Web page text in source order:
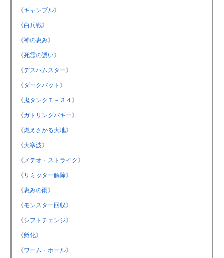
《ギャンブル》
《白兵戦》
《神の恵み》
《死霊の誘い》
《デスハムスター》
《ダークバット 》
《 鬼タンクＴ－３４ 》
《ガトリングバギー》
《燃えさかる大地》
《大寒波》
《 メテオ・ストライク 》
《 リミッター解除》
《恵みの雨》
《モンスター回収》
《シフトチェンジ》
《孵化》
《ワーム・ホール》